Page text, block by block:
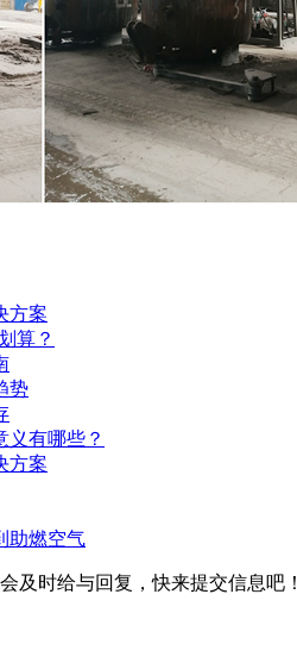
方案
算？
势
义有哪些？
方案
助燃空气
及时给与回复，快来提交信息吧！